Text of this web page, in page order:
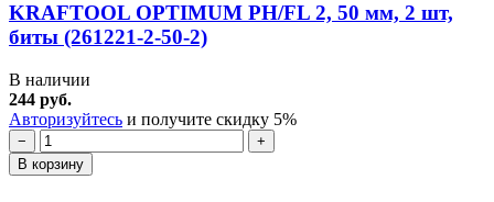
KRAFTOOL OPTIMUM PH/FL 2, 50 мм, 2 шт,
биты (261221-2-50-2)
В наличии
244 руб.
Авторизуйтесь и получите скидку 5%
−
+
В корзину